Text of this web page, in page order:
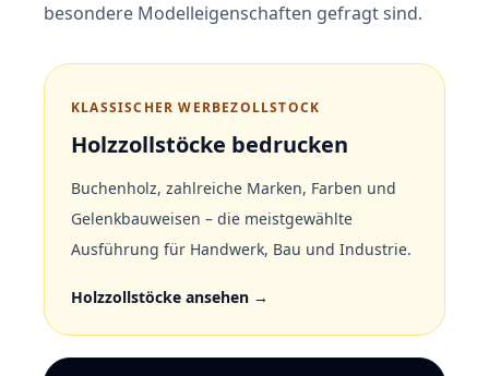
besondere Modelleigenschaften gefragt sind.
KLASSISCHER WERBEZOLLSTOCK
Holzzollstöcke bedrucken
Buchenholz, zahlreiche Marken, Farben und
Gelenkbauweisen – die meistgewählte
Ausführung für Handwerk, Bau und Industrie.
Holzzollstöcke ansehen →